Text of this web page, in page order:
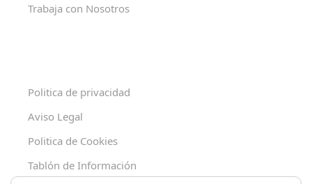
Trabaja con Nosotros
Politica de privacidad
Aviso Legal
Politica de Cookies
Tablón de Información